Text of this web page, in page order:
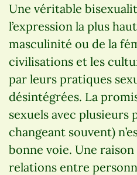
Une véritable
l’expression la plus
masculinité ou de la
civilisations et les
par leurs pratiques
désintégrées. La
sexuels avec plusieurs
changeant souvent)
bonne voie. Une
relations entre